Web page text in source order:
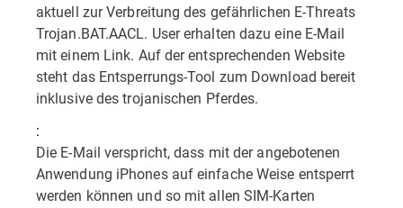
aktuell zur Verbreitung des gefährlichen E-Threats
Trojan.BAT.AACL. User erhalten dazu eine E-Mail
mit einem Link. Auf der entsprechenden Website
steht das Entsperrungs-Tool zum Download bereit 
inklusive des trojanischen Pferdes.
:
Die E-Mail verspricht, dass mit der angebotenen
Anwendung iPhones auf einfache Weise entsperrt
werden können und so mit allen SIM-Karten